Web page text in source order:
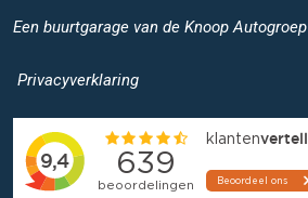
Een buurtgarage van de Knoop Autogroep
Privacyverklaring